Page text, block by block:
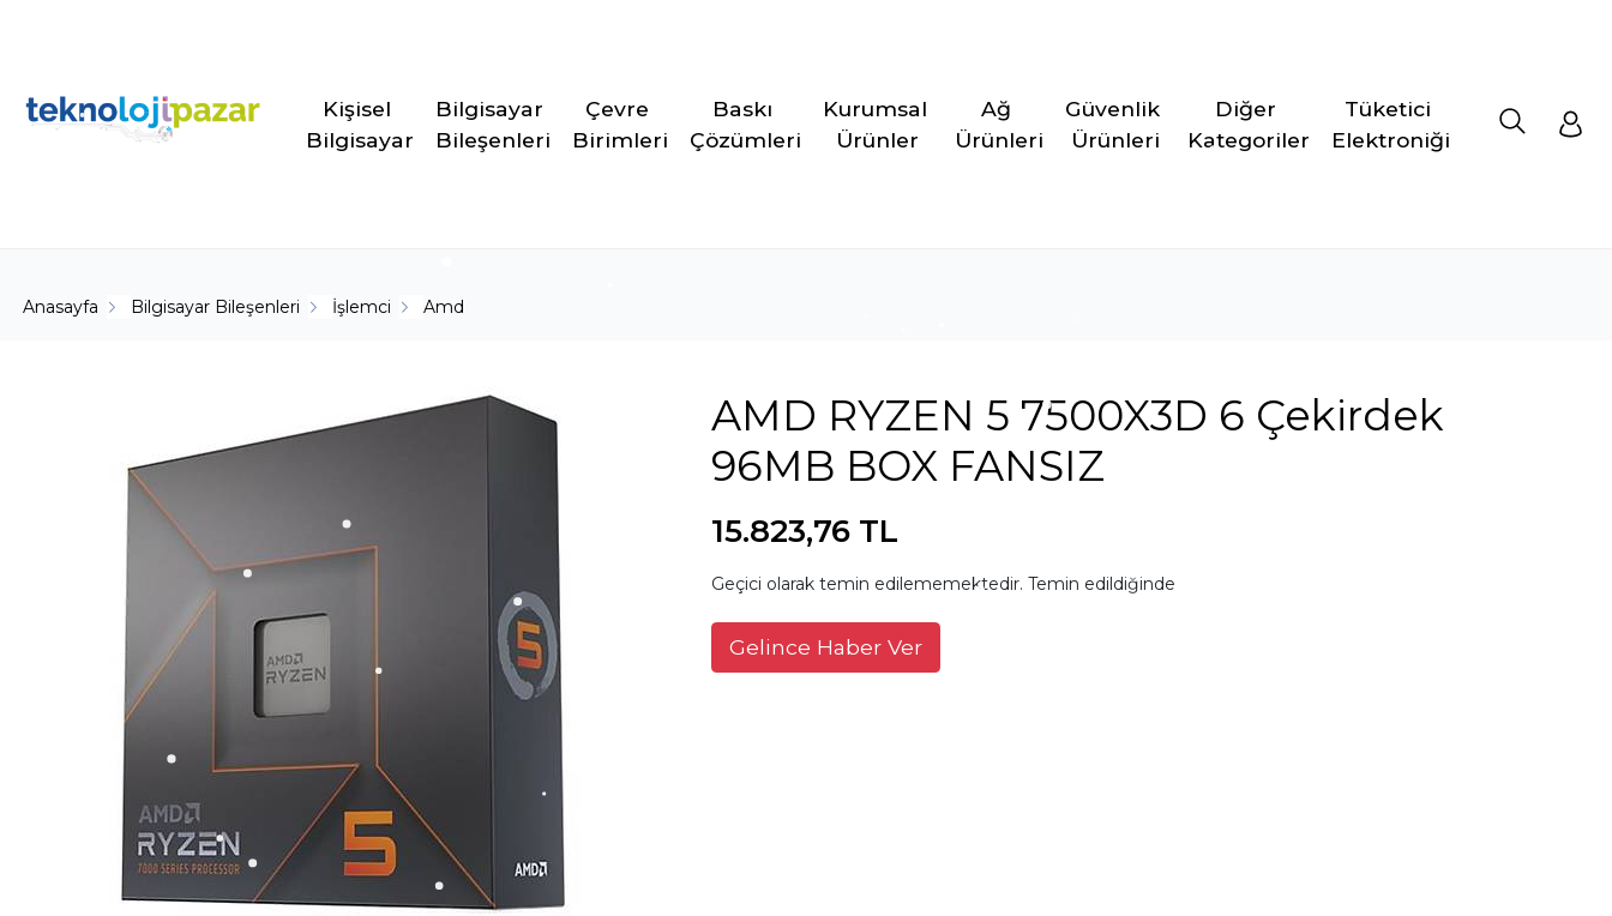
Kişisel
Bilgisayar
Bilgisayar
Bileşenleri
Çevre
Birimleri
Baskı
Çözümleri
Kurumsal
Ürünler
Ağ
Ürünleri
Güvenlik
Ürünleri
Diğer
Kategoriler
Tüketici
Elektroniği
Anasayfa Bilgisayar Bileşenleri İşlemci Amd
AMD RYZEN 5 7500X3D 6 Çekirdek
96MB BOX FANSIZ
15.823,76 TL
Geçici olarak temin edilememektedir. Temin edildiğinde
Gelince Haber Ver